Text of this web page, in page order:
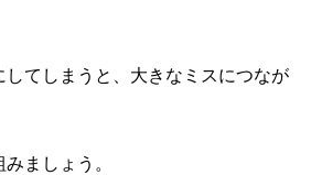
てしまうと、大きなミスにつなが
ましょう。